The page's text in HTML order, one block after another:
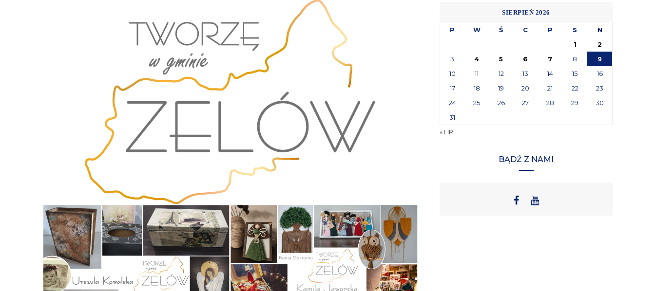
SIERPIEŃ 2026
P W Ś C P S
N
1
2
3
4 5 6 7 8
9
10
11 12 13 14 15
16
17
18 19 20 21 22
23
24
25 26 27 28 29
30
31
« LIP
BĄDŹ Z NAMI